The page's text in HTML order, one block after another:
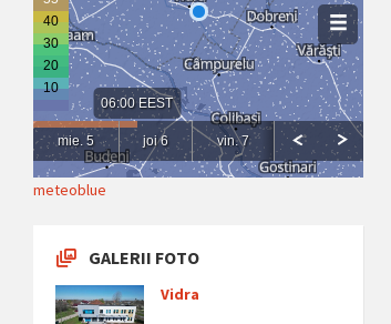
meteoblue
GALERII FOTO
Vidra